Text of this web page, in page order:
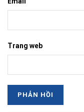
Trang web